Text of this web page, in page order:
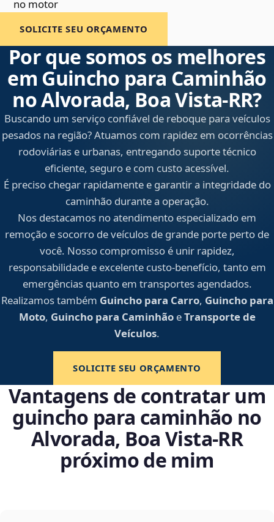
no motor
SOLICITE SEU ORÇAMENTO
Por que somos os melhores
em Guincho para Caminhão
no Alvorada, Boa Vista‑RR?
Buscando um serviço confiável de reboque para veículos
pesados na região? Atuamos com rapidez em ocorrências
rodoviárias e urbanas, entregando suporte técnico
eficiente, seguro e com custo acessível.
É preciso chegar rapidamente e garantir a integridade do
caminhão durante a operação.
Nos destacamos no atendimento especializado em
remoção e socorro de veículos de grande porte perto de
você. Nosso compromisso é unir rapidez,
responsabilidade e excelente custo-benefício, tanto em
emergências quanto em transportes agendados.
Realizamos também Guincho para Carro, Guincho para
Moto, Guincho para CaminhãoeTransporte de
Veículos.
SOLICITE SEU ORÇAMENTO
Vantagens de contratar um
guincho para caminhão no
Alvorada, Boa Vista‑RR
próximo de mim